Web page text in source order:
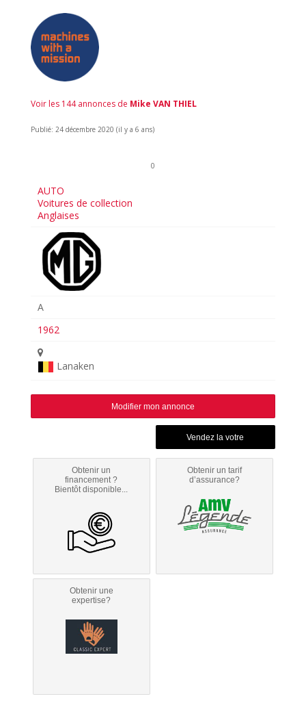
Voir les 144 annonces de Mike VAN THIEL
Publié: 24 décembre 2020 (il y a 6 ans)
0
AUTO
Voitures de collection
Anglaises
A
1962
Lanaken
Modifier mon annonce
Obtenir un
financement ?
Bientôt disponible...
Obtenir un tarif
d’assurance?
Obtenir une
expertise?